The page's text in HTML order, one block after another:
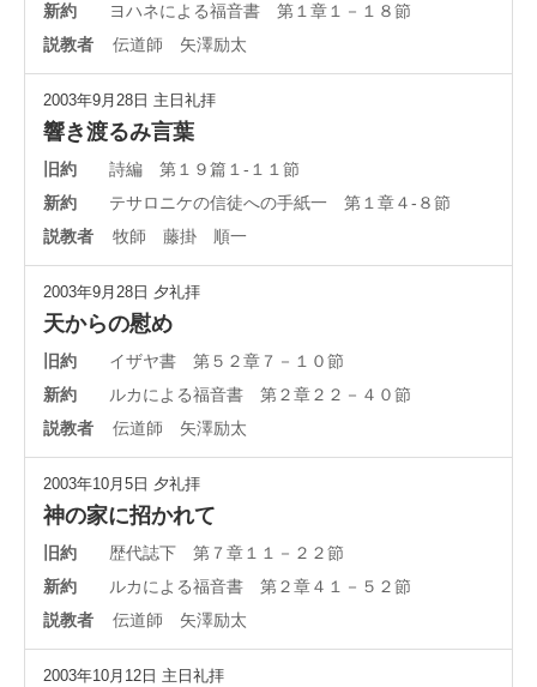
新約
ヨハネによる福音書 第１章１－１８節
説教者
伝道師 矢澤励太
2003年9月28日 主日礼拝
響き渡るみ言葉
旧約
詩編 第１９篇１-１１節
新約
テサロニケの信徒への手紙一 第１章４-８節
説教者
牧師 藤掛 順一
2003年9月28日 夕礼拝
天からの慰め
旧約
イザヤ書 第５２章７－１０節
新約
ルカによる福音書 第２章２２－４０節
説教者
伝道師 矢澤励太
2003年10月5日 夕礼拝
神の家に招かれて
旧約
歴代誌下 第７章１１－２２節
新約
ルカによる福音書 第２章４１－５２節
説教者
伝道師 矢澤励太
2003年10月12日 主日礼拝